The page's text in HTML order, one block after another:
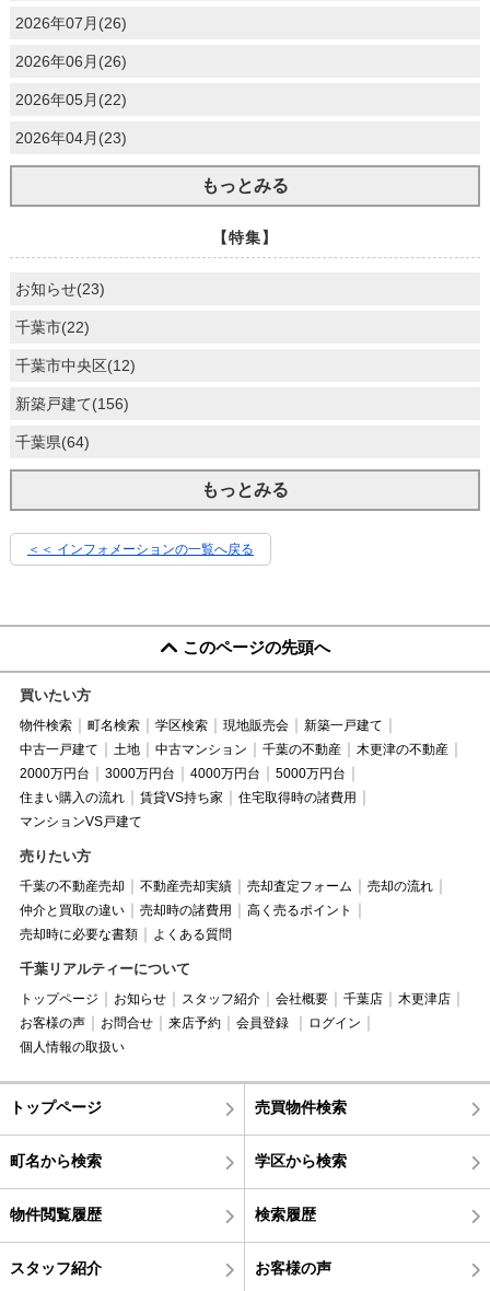
2026年07月(26)
2026年06月(26)
2026年05月(22)
2026年04月(23)
もっとみる
【特集】
お知らせ(23)
千葉市(22)
千葉市中央区(12)
新築戸建て(156)
千葉県(64)
もっとみる
＜＜ インフォメーションの一覧へ戻る
このページの先頭へ
買いたい方
物件検索 町名検索 学区検索 現地販売会
新築一戸建て
中古一戸建て
土地 中古マンション 千葉の不動産
木更津の不動産
2000万円台
3000万円台 4000万円台
5000万円台
住まい購入の流れ
賃貸VS持ち家
住宅取得時の諸費用
マンションVS戸建て
売りたい方
千葉の不動産売却 不動産売却実績 売却査定フォーム
売却の流れ
仲介と買取の違い
売却時の諸費用
高く売るポイント
売却時に必要な書類
よくある質問
千葉リアルティーについて
トップページ お知らせ スタッフ紹介 会社概要 千葉店
木更津店
お客様の声
お問合せ 来店予約 会員登録
ログイン
個人情報の取扱い
トップページ 売買物件検索
町名から検索 学区から検索
物件閲覧履歴 検索履歴
スタッフ紹介 お客様の声